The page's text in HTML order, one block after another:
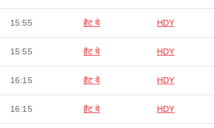
15:55 हैट ये HDY
15:55 हैट ये HDY
16:15 हैट ये HDY
16:15 हैट ये HDY